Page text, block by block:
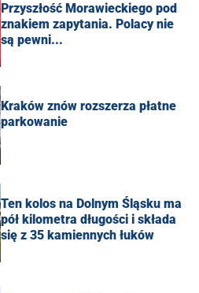
Przyszłość Morawieckiego pod
znakiem zapytania. Polacy nie
są pewni...
Kraków znów rozszerza płatne
parkowanie
Ten kolos na Dolnym Śląsku ma
pół kilometra długości i składa
się z 35 kamiennych łuków